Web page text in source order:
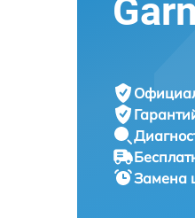
Замена